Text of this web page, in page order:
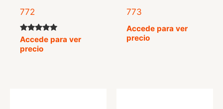
772
Valorado
con
5.00
Accede para ver
precio
773
Accede para ver
precio